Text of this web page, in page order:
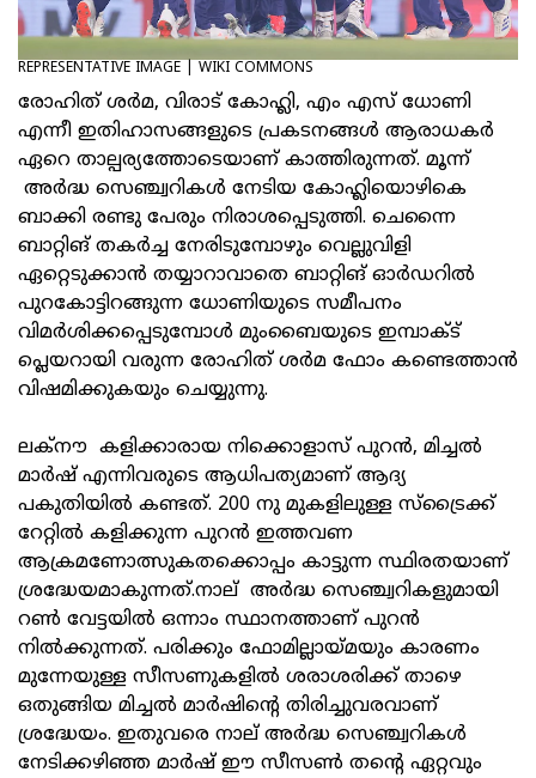
REPRESENTATIVE IMAGE | WIKI COMMONS
രോഹിത് ശർമ, വിരാട് കോഹ്ലി, എം എസ് ധോണി
എന്നീ ഇതിഹാസങ്ങളുടെ പ്രകടനങ്ങൾ ആരാധകർ
ഏറെ താല്പര്യത്തോടെയാണ് കാത്തിരുന്നത്. മൂന്ന്
അർദ്ധ സെഞ്ച്വറികൾ നേടിയ കോഹ്ലിയൊഴികെ
ബാക്കി രണ്ടു പേരും നിരാശപ്പെടുത്തി. ചെന്നൈ
ബാറ്റിങ് തകർച്ച നേരിടുമ്പോഴും വെല്ലുവിളി
ഏറ്റെടുക്കാൻ തയ്യാറാവാതെ ബാറ്റിങ് ഓർഡറിൽ
പുറകോട്ടിറങ്ങുന്ന ധോണിയുടെ സമീപനം
വിമർശിക്കപ്പെടുമ്പോൾ മുംബൈയുടെ ഇമ്പാക്ട്
പ്ലെയറായി വരുന്ന രോഹിത് ശർമ ഫോം കണ്ടെത്താൻ
വിഷമിക്കുകയും ചെയ്യുന്നു.
ലക്നൗ കളിക്കാരായ നിക്കൊളാസ് പുറൻ, മിച്ചൽ
മാർഷ് എന്നിവരുടെ ആധിപത്യമാണ് ആദ്യ
പകുതിയിൽ കണ്ടത്. 200 നു മുകളിലുള്ള സ്ട്രൈക്ക്
റേറ്റിൽ കളിക്കുന്ന പുറൻ ഇത്തവണ
ആക്രമണോത്സുകതക്കൊപ്പം കാട്ടുന്ന സ്ഥിരതയാണ്
ശ്രദ്ധേയമാകുന്നത്.നാല് അർദ്ധ സെഞ്ച്വറികളുമായി
റൺ വേട്ടയിൽ ഒന്നാം സ്ഥാനത്താണ് പുറൻ
നിൽക്കുന്നത്. പരിക്കും ഫോമില്ലായ്മയും കാരണം
മുന്നേയുള്ള സീസണുകളിൽ ശരാശരിക്ക് താഴെ
ഒതുങ്ങിയ മിച്ചൽ മാർഷിന്റെ തിരിച്ചുവരവാണ്
ശ്രദ്ധേയം. ഇതുവരെ നാല് അർദ്ധ സെഞ്ച്വറികൾ
നേടിക്കഴിഞ്ഞ മാർഷ് ഈ സീസൺ തന്റെ ഏറ്റവും